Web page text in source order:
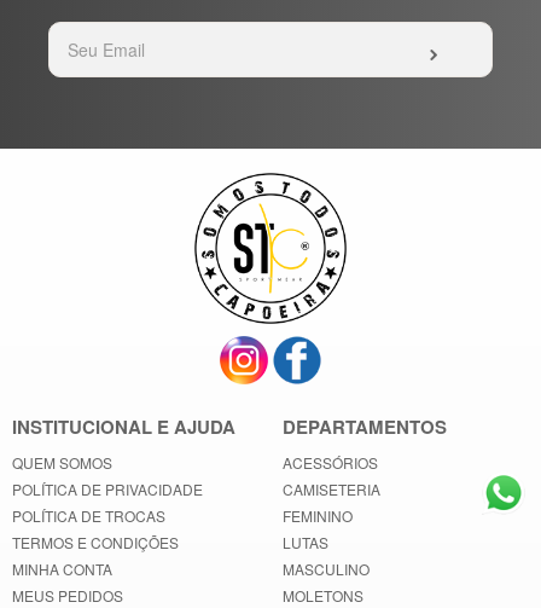
INSTITUCIONAL E AJUDA
QUEM SOMOS
POLÍTICA DE PRIVACIDADE
POLÍTICA DE TROCAS
TERMOS E CONDIÇÕES
MINHA CONTA
MEUS PEDIDOS
DEPARTAMENTOS
ACESSÓRIOS
CAMISETERIA
FEMININO
LUTAS
MASCULINO
MOLETONS